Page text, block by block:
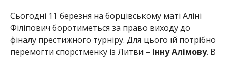
Сьогодні 11 березня на борцівському маті Аліні
Філіпович боротиметься за право виходу до
фіналу престижного турніру. Для цього їй потрібно
перемогти спорстменку із Литви – Інну Алімову. В